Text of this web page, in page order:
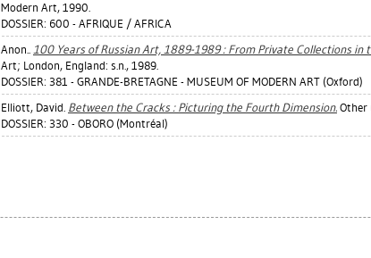
Modern Art, 1990.
DOSSIER: 600 - AFRIQUE / AFRICA
Anon.. 100 Years of Russian Art, 1889-1989 : From Private Collections in
Art; London, England: s.n., 1989.
DOSSIER: 381 - GRANDE-BRETAGNE - MUSEUM OF MODERN ART (Oxford)
Elliott, David. Between the Cracks : Picturing the Fourth Dimension. Other
DOSSIER: 330 - OBORO (Montréal)